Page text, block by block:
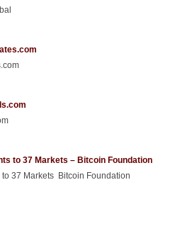
to 37 Markets – Bitcoin Foundation
37 Markets Bitcoin Foundation